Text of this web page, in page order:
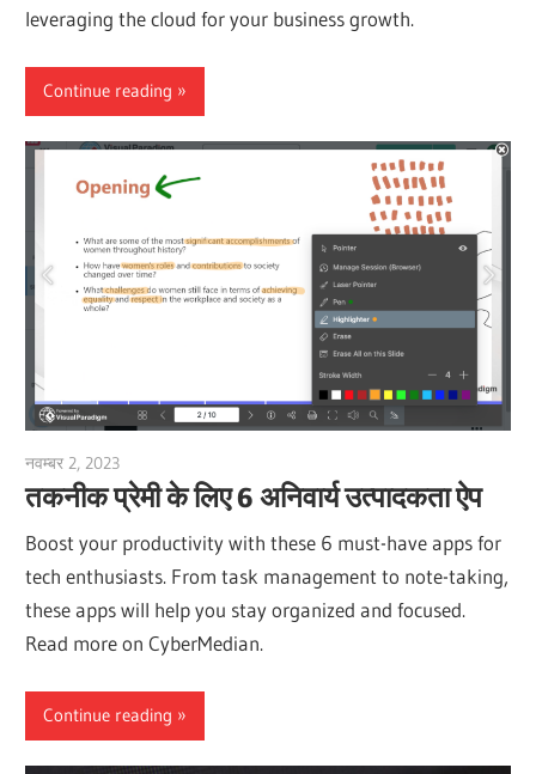
leveraging the cloud for your business growth.
Continue reading
नवम्बर 2, 2023
तकनीक प्रेमी के लिए 6 अनिवार्य उत्पादकता ऐप
Boost your productivity with these 6 must-have apps for
tech enthusiasts. From task management to note-taking,
these apps will help you stay organized and focused.
Read more on CyberMedian.
Continue reading